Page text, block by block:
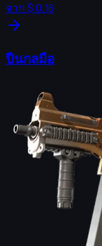
จาก $ 0.16
ปืนกลมือ